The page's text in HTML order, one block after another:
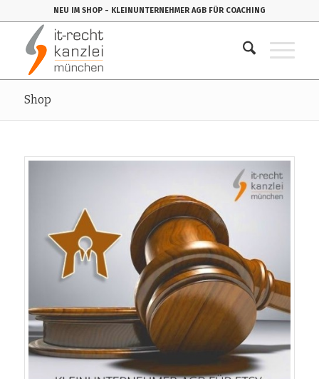
NEU IM SHOP - KLEINUNTERNEHMER AGB FÜR COACHING
Shop